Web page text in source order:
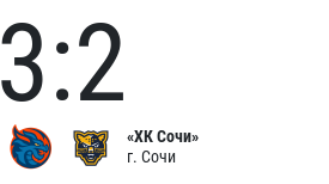
3:2
«ХК Сочи»
г. Сочи